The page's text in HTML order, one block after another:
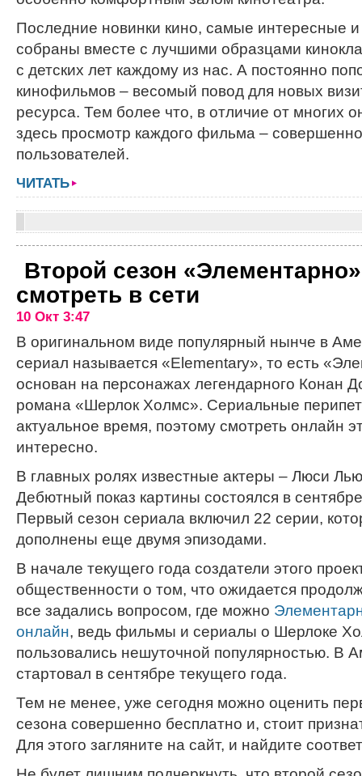
Последние новинки кино, самые интересные и
собраны вместе с лучшими образцами
с детских лет каждому из нас. А постоянно
кинофильмов – весомый повод для новых
ресурса. Тем более что, в отличие от многих
здесь просмотр каждого фильма –
пользователей.
ЧИТАТЬ
Второй сезон
смотреть в сети
10 Окт 3:47
В оригинальном виде популярный нынче в
сериал называется «Elementary», то есть
основан на персонажах легендарного Конан
романа «Шерлок Холмс». Сериальные
актуальное время, поэтому смотреть онлайн
интересно.
В главных ролях известные актеры – Люси
Дебютный показ картины состоялся в
Первый сезон сериала включил 22 серии,
дополнены еще двумя эпизодами.
В начале текущего года создатели этого
общественности о том, что ожидается
все задались вопросом, где можно
онлайн, ведь фильмы и сериалы о Шерлоке
пользовались нешуточной популярностью. В
стартовал в сентябре текущего года.
Тем не менее, уже сегодня можно оценить
сезона совершенно бесплатно и, стоит
Для этого загляните на сайт, и найдите